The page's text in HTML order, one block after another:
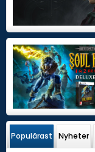
Populärast Nyheter